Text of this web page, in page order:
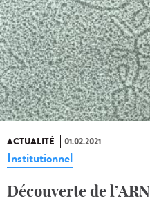
ACTUALITÉ 01.02.2021
Institutionnel
Découverte de